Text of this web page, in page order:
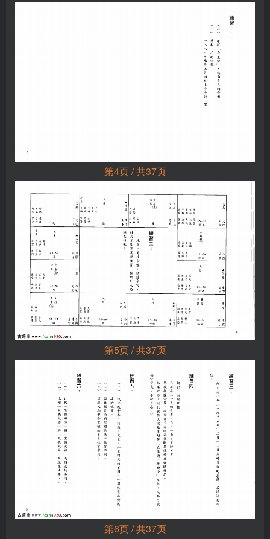
第4页 / 共37页
第5页 / 共37页
第6页 / 共37页